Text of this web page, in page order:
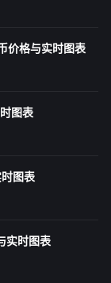
价格与实时图表
图表
图表
实时图表